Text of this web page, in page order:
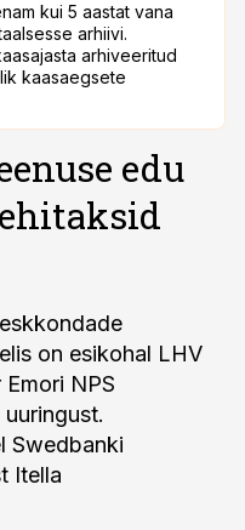
kui 5 aastat vana
arhiivi.
arhiveeritud
kaasaegsete
edu
on esikohal LHV
NPS
Swedbanki
Itella